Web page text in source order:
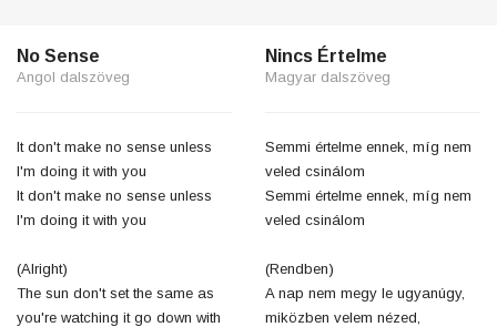
No Sense
Angol dalszöveg
It don't make no sense unless
I'm doing it with you
It don't make no sense unless
I'm doing it with you
(Alright)
The sun don't set the same as
you're watching it go down with
Nincs Értelme
Magyar dalszöveg
Semmi értelme ennek, míg nem
veled csinálom
Semmi értelme ennek, míg nem
veled csinálom
(Rendben)
A nap nem megy le ugyanúgy,
miközben velem nézed,